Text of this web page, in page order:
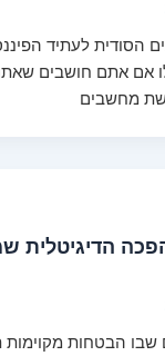
הסודית לעתיד
אם אתם חושבים
מחשבים
הדיגיטלית
הבטחות מקוימות